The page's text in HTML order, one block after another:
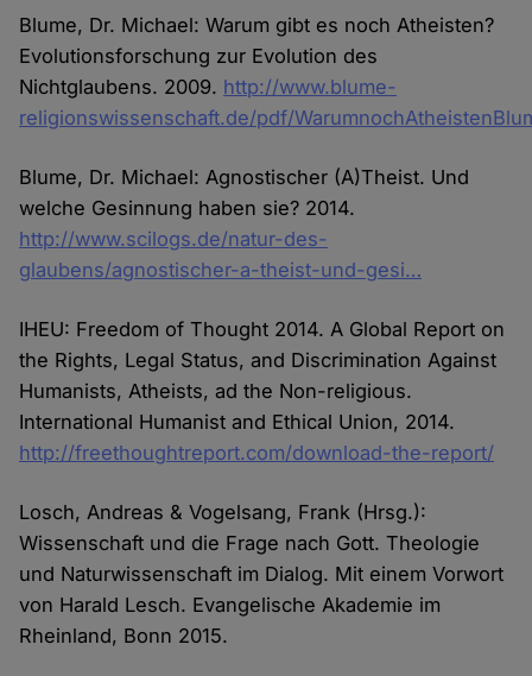
Blume, Dr. Michael: Warum gibt es noch Atheisten?
Evolutionsforschung zur Evolution des
Nichtglaubens. 2009. http://www.blume-
religionswissenschaft.de/pdf/
Blume, Dr. Michael: Agnostischer (A)Theist. Und
welche Gesinnung haben sie? 2014.
http://www.scilogs.de/natur-des-
glaubens/agnostischer-a-theist-und-gesi…
IHEU: Freedom of Thought 2014. A Global Report on
the Rights, Legal Status, and Discrimination Against
Humanists, Atheists, ad the Non-religious.
International Humanist and Ethical Union, 2014.
http://freethoughtreport.com/download-the-report/
Losch, Andreas & Vogelsang, Frank (Hrsg.):
Wissenschaft und die Frage nach Gott. Theologie
und Naturwissenschaft im Dialog. Mit einem Vorwort
von Harald Lesch. Evangelische Akademie im
Rheinland, Bonn 2015.